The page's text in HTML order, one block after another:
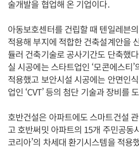
술개발을 협업해 온 기업이다.
아동보호센터를 건립할 때 텐일레븐
적용해 부지에 적합한 건축설계안을
듈러 건축기술로 공사기간도 단축했
실 시공에는 스타트업인 ‘모콘에스티
적용했고 보안시설 시공에는 안면인
업인 ‘CVT’ 등의 첨단 기술과 장비를
호반건설은 아파트에도 스마트건설
고 호반써밋 아파트의 15개 주민공동
코리아’의 차세대 환기시스템을 적용